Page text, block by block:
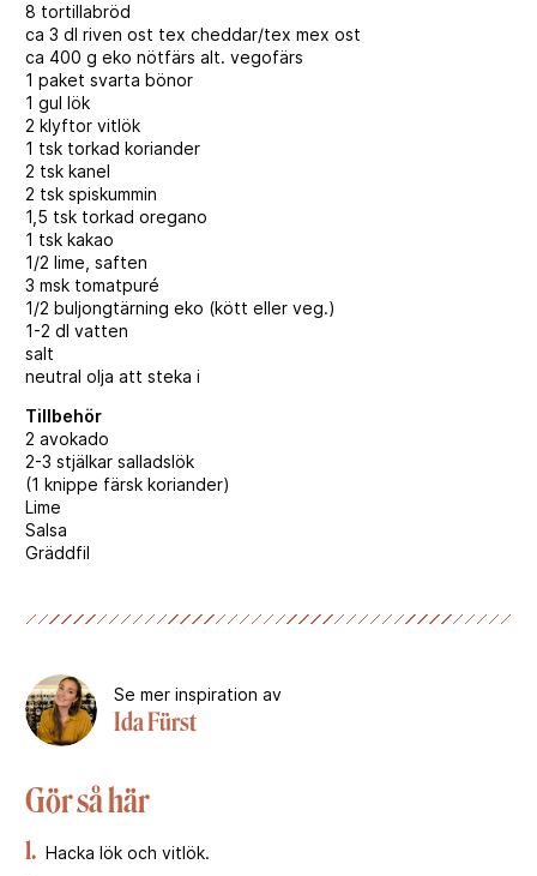
8 tortillabröd
ca 3 dl riven ost tex cheddar/tex mex ost
ca 400 g eko nötfärs alt. vegofärs
1 paket svarta bönor
1 gul lök
2 klyftor vitlök
1 tsk torkad koriander
2 tsk kanel
2 tsk spiskummin
1,5 tsk torkad oregano
1 tsk kakao
1/2 lime, saften
3 msk tomatpuré
1/2 buljongtärning eko (kött eller veg.)
1-2 dl vatten
salt
neutral olja att steka i
Tillbehör
2 avokado
2-3 stjälkar salladslök
(1 knippe färsk koriander)
Lime
Salsa
Gräddfil
Se mer inspiration av
Ida Fürst
Gör så här
1. Hacka lök och vitlök.